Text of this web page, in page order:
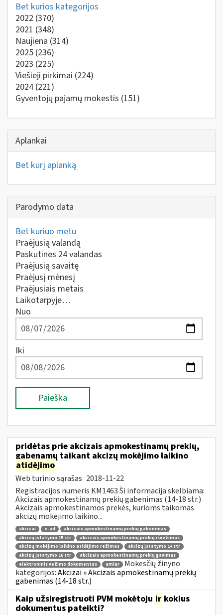
Bet kurios kategorijos
2022 (370)
2021 (348)
Naujiena (314)
2025 (236)
2023 (225)
Viešieji pirkimai (224)
2024 (221)
Gyventojų pajamų mokestis (151)
Aplankai
Bet kurį aplanką
Parodymo data
Bet kuriuo metu
Praėjusią valandą
Paskutines 24 valandas
Praėjusią savaitę
Praėjusį mėnesį
Praėjusiais metais
Laikotarpyje…
Nuo
Iki
Paieška
pridėtas prie akcizais apmokestinamų prekių,
gabenamų taikant akcizų mokėjimo laikino
atidėjimo
Web turinio sąrašas 2018-11-22
Registracijos numeris KM1463 Ši informacija skelbiama:
Akcizais apmokestinamų prekių gabenimas (14-18 str.)
Akcizais apmokestinamos prekės, kurioms taikomas
akcizų mokėjimo laikino...
akcizai e-ad
akcizais apmokestinamų prekių gabenimas
akcizų įstatymo 15 str
akcizais apmokestinamų prekių išvežimas
akcizų mokėjimo laikino atidėjimo režimas
akcizų įstatymo 14 str
akcizų įstatymo 16 str
akcizais apmokestinamų prekių gavimas
elektroninis vežimo dokumentas
amlar
Mokesčių žinyno
kategorijos:Akcizai » Akcizais apmokestinamų prekių
gabenimas (14-18 str.)
Kaip užsiregistruoti PVM mokėtoju ir kokius
dokumentus pateikti?